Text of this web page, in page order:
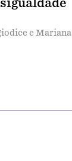
e Mariana